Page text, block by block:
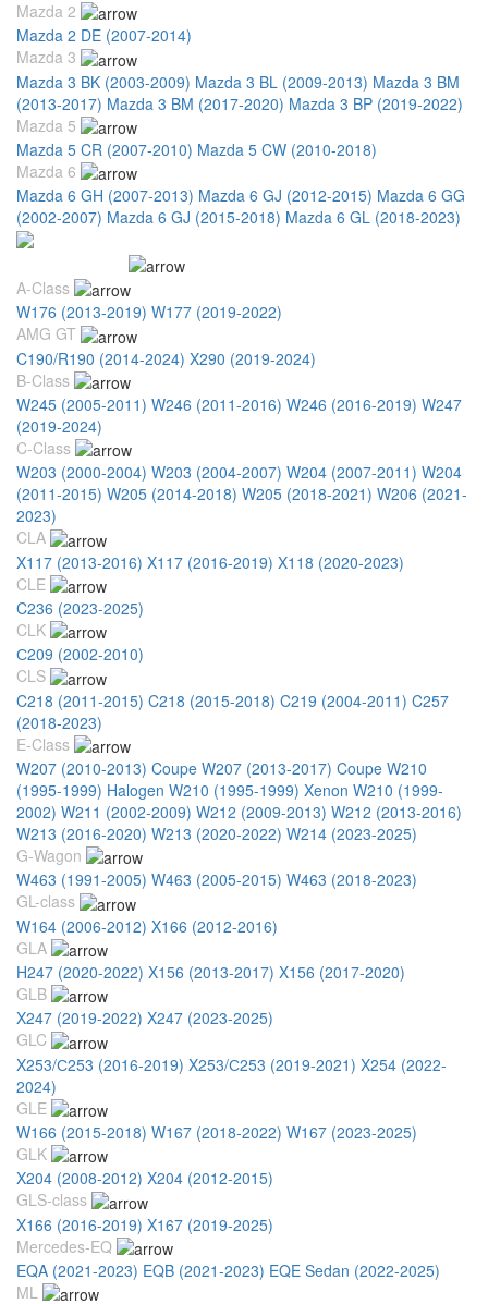
Mazda 2
Mazda 2 DE (2007-2014)
Mazda 3
Mazda 3 BK (2003-2009) Mazda 3 BL (2009-2013) Mazda 3 BM
(2013-2017) Mazda 3 BM (2017-2020) Mazda 3 BP (2019-2022)
Mazda 5
Mazda 5 CR (2007-2010) Mazda 5 CW (2010-2018)
Mazda 6
Mazda 6 GH (2007-2013) Mazda 6 GJ (2012-2015) Mazda 6 GG
(2002-2007) Mazda 6 GJ (2015-2018) Mazda 6 GL (2018-2023)
A-Class
W176 (2013-2019) W177 (2019-2022)
AMG GT
C190/R190 (2014-2024) X290 (2019-2024)
B-Class
W245 (2005-2011) W246 (2011-2016) W246 (2016-2019) W247
(2019-2024)
C-Class
W203 (2000-2004) W203 (2004-2007) W204 (2007-2011) W204
(2011-2015) W205 (2014-2018) W205 (2018-2021) W206 (2021-
2023)
CLA
X117 (2013-2016) X117 (2016-2019) X118 (2020-2023)
CLE
C236 (2023-2025)
CLK
С209 (2002-2010)
CLS
C218 (2011-2015) C218 (2015-2018) C219 (2004-2011) C257
(2018-2023)
E-Class
W207 (2010-2013) Coupe W207 (2013-2017) Coupe W210
(1995-1999) Halogen W210 (1995-1999) Xenon W210 (1999-
2002) W211 (2002-2009) W212 (2009-2013) W212 (2013-2016)
W213 (2016-2020) W213 (2020-2022) W214 (2023-2025)
G-Wagon
W463 (1991-2005) W463 (2005-2015) W463 (2018-2023)
GL-class
W164 (2006-2012) X166 (2012-2016)
GLA
H247 (2020-2022) X156 (2013-2017) X156 (2017-2020)
GLB
X247 (2019-2022) X247 (2023-2025)
GLC
X253/С253 (2016-2019) X253/С253 (2019-2021) X254 (2022-
2024)
GLE
W166 (2015-2018) W167 (2018-2022) W167 (2023-2025)
GLK
X204 (2008-2012) X204 (2012-2015)
GLS-class
X166 (2016-2019) X167 (2019-2025)
Mercedes-EQ
EQA (2021-2023) EQB (2021-2023) EQE Sedan (2022-2025)
ML